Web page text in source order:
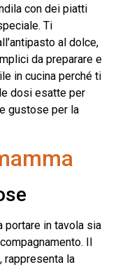
con dei piatti
Ti
al dolce,
da preparare e
in cucina perché ti
dosi esatte per
gustose per la
portare in tavola sia
Il
rappresenta la